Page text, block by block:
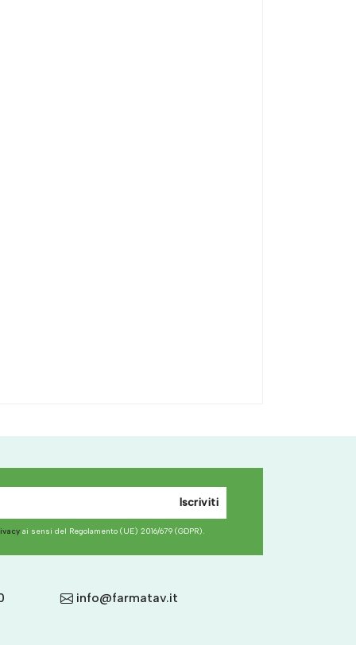
Iscriviti
ai sensi del Regolamento (UE) 2016/679 (GDPR).
info@farmatav.it